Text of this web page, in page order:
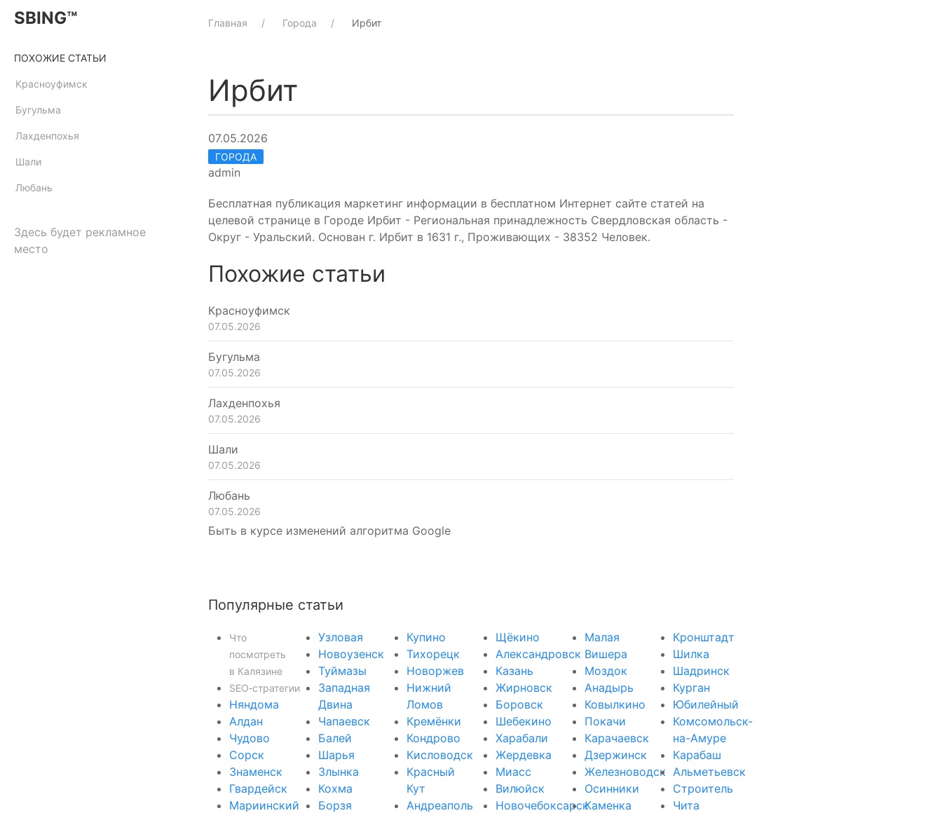
SBING™
ПОХОЖИЕ СТАТЬИ
Красноуфимск
Бугульма
Лахденпохья
Шали
Любань
Здесь будет рекламное
место
Главная Города Ирбит
Ирбит
07.05.2026
ГОРОДА
admin
Бесплатная публикация маркетинг информации в бесплатном Интернет сайте статей на
целевой странице в Городе Ирбит - Региональная принадлежность Свердловская область -
Округ - Уральский. Основан г. Ирбит в 1631 г., Проживающих - 38352 Человек.
Похожие статьи
Красноуфимск
07.05.2026
Бугульма
07.05.2026
Лахденпохья
07.05.2026
Шали
07.05.2026
Любань
07.05.2026
Быть в курсе изменений алгоритма Google
Популярные статьи
Что
посмотреть
в Калязине
SEO‑стратегии
Няндома
Алдан
Чудово
Сорск
Знаменск
Гвардейск
Мариинский
Узловая
Новоузенск
Туймазы
Западная
Двина
Чапаевск
Балей
Шарья
Злынка
Кохма
Борзя
Купино
Тихорецк
Новоржев
Нижний
Ломов
Кремёнки
Кондрово
Кисловодск
Красный
Кут
Андреаполь
Щёкино
Александровск
Казань
Жирновск
Боровск
Шебекино
Харабали
Жердевка
Миасс
Вилюйск
Новочебоксарск
Малая
Вишера
Моздок
Анадырь
Ковылкино
Покачи
Карачаевск
Дзержинск
Железноводск
Осинники
Каменка
Кронштадт
Шилка
Шадринск
Курган
Юбилейный
Комсомольск-
на-Амуре
Карабаш
Альметьевск
Строитель
Чита